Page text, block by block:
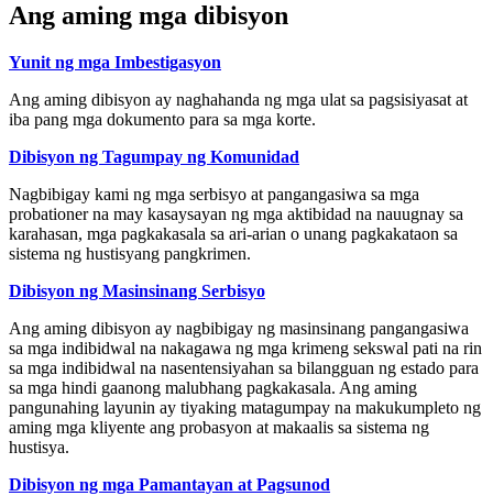
Ang aming mga dibisyon
Yunit ng mga Imbestigasyon
Ang aming dibisyon ay naghahanda ng mga ulat sa pagsisiyasat at
iba pang mga dokumento para sa mga korte.
Dibisyon ng Tagumpay ng Komunidad
Nagbibigay kami ng mga serbisyo at pangangasiwa sa mga
probationer na may kasaysayan ng mga aktibidad na nauugnay sa
karahasan, mga pagkakasala sa ari-arian o unang pagkakataon sa
sistema ng hustisyang pangkrimen.
Dibisyon ng Masinsinang Serbisyo
Ang aming dibisyon ay nagbibigay ng masinsinang pangangasiwa
sa mga indibidwal na nakagawa ng mga krimeng sekswal pati na rin
sa mga indibidwal na nasentensiyahan sa bilangguan ng estado para
sa mga hindi gaanong malubhang pagkakasala. Ang aming
pangunahing layunin ay tiyaking matagumpay na makukumpleto ng
aming mga kliyente ang probasyon at makaalis sa sistema ng
hustisya.
Dibisyon ng mga Pamantayan at Pagsunod